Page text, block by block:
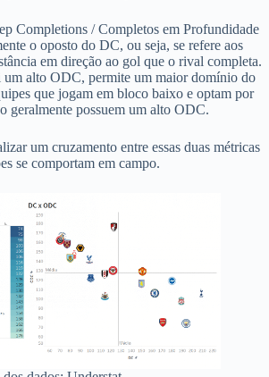
Completions / Completos em Profundidade
o oposto do DC, ou seja, se refere aos
em direção ao gol que o rival completa.
um alto ODC, permite um maior domínio do
que jogam em bloco baixo e optam por
geralmente possuem um alto ODC.
um cruzamento entre essas duas métricas
se comportam em campo.